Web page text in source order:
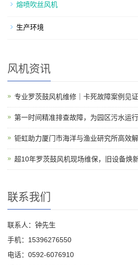
熔喷吹丝风机
生产环境
风机资讯
专业罗茨鼓风机维修｜卡死故障案例见
第一时间精准排查故障，为园区污水运行
钜虹助力厦门市海洋与渔业研究所高效
超10年罗茨鼓风机现场维保，旧设备焕
联系我们
联系人：钟先生
手机：15396276550
电话：0592-6076910